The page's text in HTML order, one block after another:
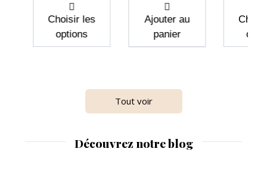
Choisir les
options
Ajouter au
panier
Tout voir
Découvrez notre blog